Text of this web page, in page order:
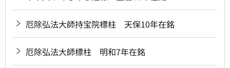
厄除弘法大師持宝院標柱 天保10年在銘
厄除弘法大師標柱 明和7年在銘